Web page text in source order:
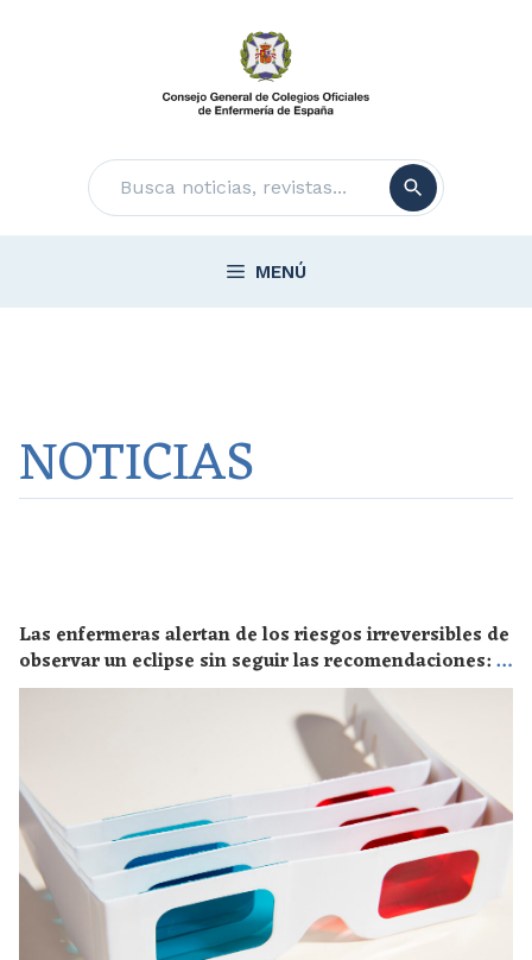
Buscar
MENÚ
NOTICIAS
Las enfermeras alertan de los riesgos irreversibles de
observar un eclipse sin seguir las recomendaciones: la
retinopatía solar es el mayor de los peligros